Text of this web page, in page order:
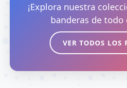
¡Explora nuestra
banderas de todo
VER TODOS LOS